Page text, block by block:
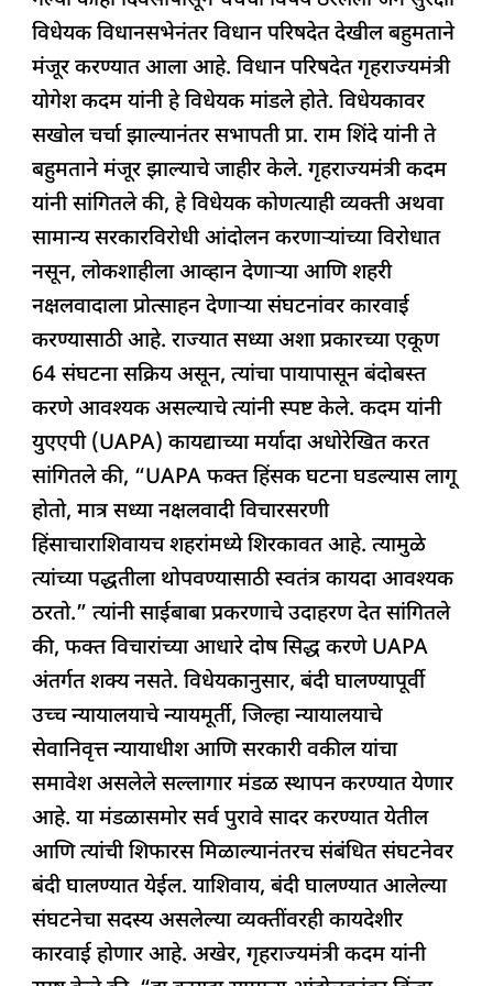
e
b
o
o
k
s
A
p
p
e
dI
n
a
d
s
g
ra
m
e
विधेयक विधानसभेनंतर विधान परिषदेत देखील बहुमताने
मंजूर करण्यात आला आहे. विधान परिषदेत गृहराज्यमंत्री
योगेश कदम यांनी हे विधेयक मांडले होते. विधेयकावर
सखोल चर्चा झाल्यानंतर सभापती प्रा. राम शिंदे यांनी ते
बहुमताने मंजूर झाल्याचे जाहीर केले. गृहराज्यमंत्री कदम
यांनी सांगितले की, हे विधेयक कोणत्याही व्यक्ती अथवा
सामान्य सरकारविरोधी आंदोलन करणाऱ्यांच्या विरोधात
नसून, लोकशाहीला आव्हान देणाऱ्या आणि शहरी
नक्षलवादाला प्रोत्साहन देणाऱ्या संघटनांवर कारवाई
करण्यासाठी आहे. राज्यात सध्या अशा प्रकारच्या एकूण
64 संघटना सक्रिय असून, त्यांचा पायापासून बंदोबस्त
करणे आवश्यक असल्याचे त्यांनी स्पष्ट केले. कदम यांनी
युएएपी (UAPA) कायद्याच्या मर्यादा अधोरेखित करत
सांगितले की, “UAPA फक्त हिंसक घटना घडल्यास लागू
होतो, मात्र सध्या नक्षलवादी विचारसरणी
हिंसाचाराशिवायच शहरांमध्ये शिरकावत आहे. त्यामुळे
त्यांच्या पद्धतीला थोपवण्यासाठी स्वतंत्र कायदा आवश्यक
ठरतो.” त्यांनी साईबाबा प्रकरणाचे उदाहरण देत सांगितले
की, फक्त विचारांच्या आधारे दोष सिद्ध करणे UAPA
अंतर्गत शक्य नसते. विधेयकानुसार, बंदी घालण्यापूर्वी
उच्च न्यायालयाचे न्यायमूर्ती, जिल्हा न्यायालयाचे
सेवानिवृत्त न्यायाधीश आणि सरकारी वकील यांचा
समावेश असलेले सल्लागार मंडळ स्थापन करण्यात येणार
आहे. या मंडळासमोर सर्व पुरावे सादर करण्यात येतील
आणि त्यांची शिफारस मिळाल्यानंतरच संबंधित संघटनेवर
बंदी घालण्यात येईल. याशिवाय, बंदी घालण्यात आलेल्या
संघटनेचा सदस्य असलेल्या व्यक्तींवरही कायदेशीर
कारवाई होणार आहे. अखेर, गृहराज्यमंत्री कदम यांनी